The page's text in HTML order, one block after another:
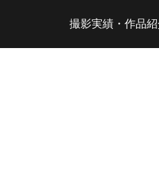
撮影実績・作品紹